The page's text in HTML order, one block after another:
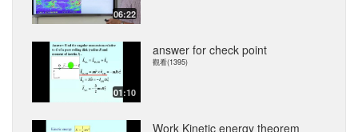
06:22
01:10
answer for check point
觀看(1395)
Work Kinetic energy theorem